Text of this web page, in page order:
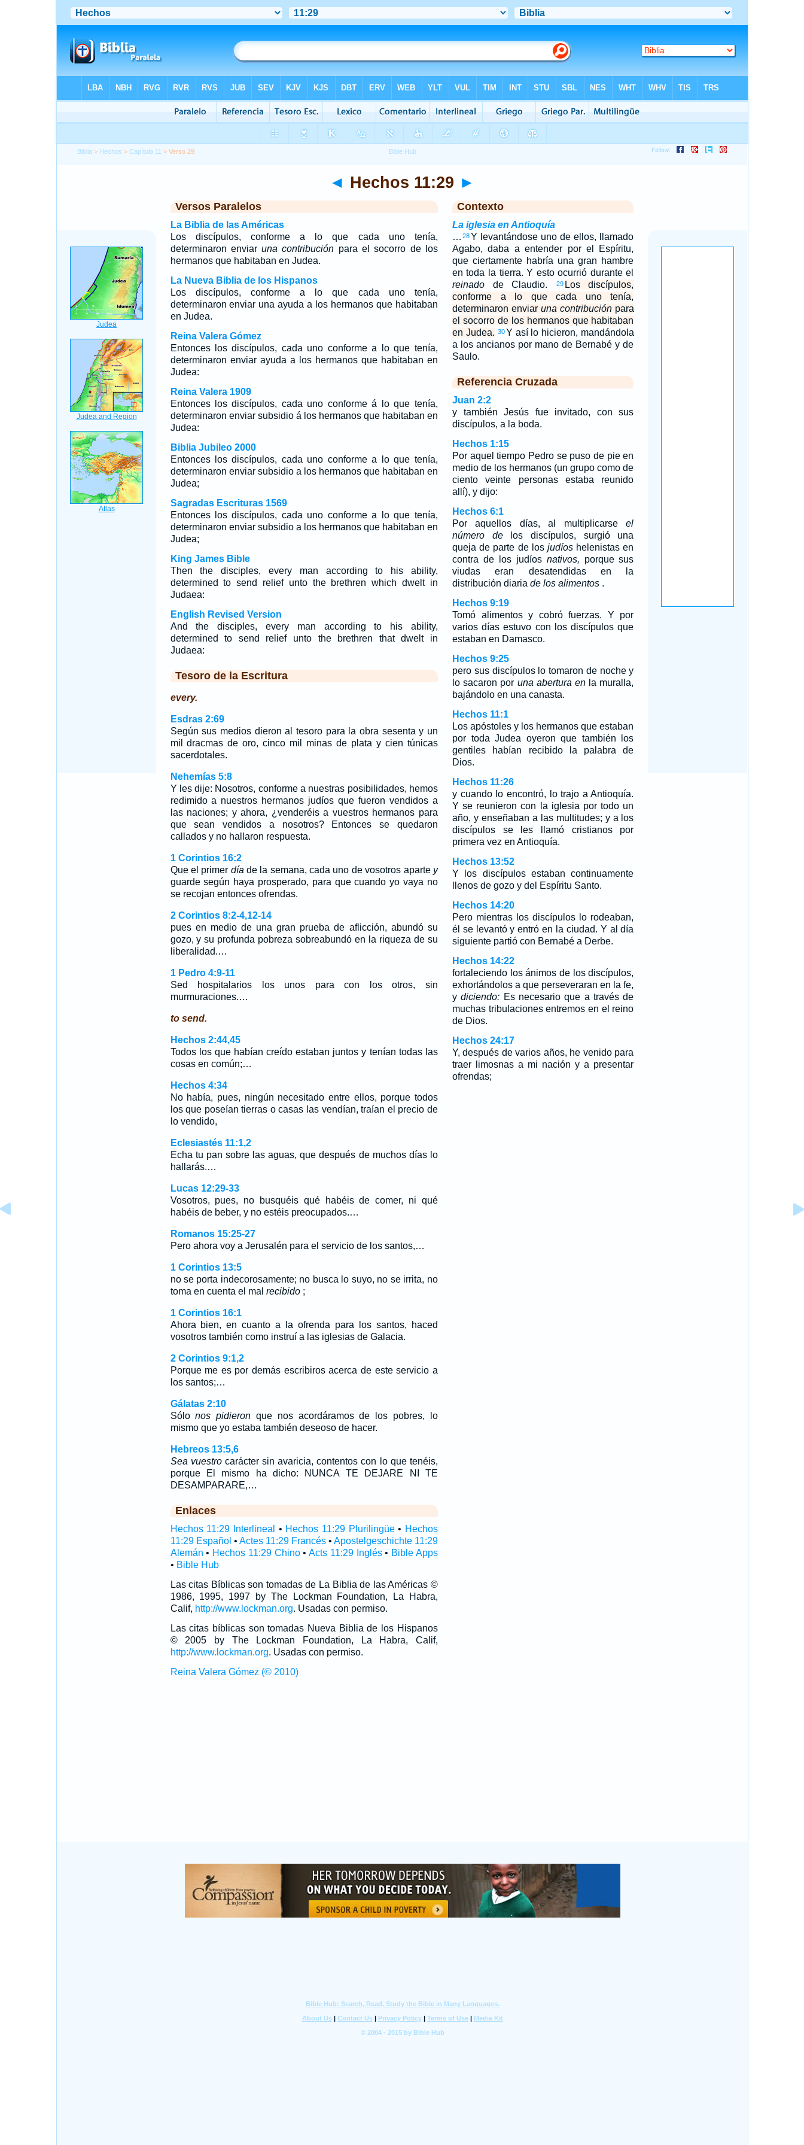
Biblia > Hechos >Capítulo 11 > Verso 29
◄ Hechos 11:29 ►
Versos Paralelos
La Biblia de las Américas
Los discípulos, conforme a lo que cada uno tenía,
determinaron enviaruna contribución para el socorro de los
hermanos que habitaban en Judea.
La Nueva Biblia de los Hispanos
Los discípulos, conforme a lo que cada uno tenía,
determinaron enviar una ayuda a los hermanos que habitaban
en Judea.
Reina Valera Gómez
Entonces los discípulos, cada uno conforme a lo que tenía,
determinaron enviar ayuda a los hermanos que habitaban en
Judea:
Reina Valera 1909
Entonces los discípulos, cada uno conforme á lo que tenía,
determinaron enviar subsidio á los hermanos que habitaban en
Judea:
Biblia Jubileo 2000
Entonces los discípulos, cada uno conforme a lo que tenía,
determinaron enviar subsidio a los hermanos que habitaban en
Judea;
Sagradas Escrituras 1569
Entonces los discípulos, cada uno conforme a lo que tenía,
determinaron enviar subsidio a los hermanos que habitaban en
Judea;
King James Bible
Then the disciples, every man according to his ability,
determined to send relief unto the brethren which dwelt in
Judaea:
English Revised Version
And the disciples, every man according to his ability,
determined to send relief unto the brethren that dwelt in
Judaea:
Tesoro de la Escritura
every.
Esdras 2:69
Según sus medios dieron al tesoro para la obra sesenta y un
mil dracmas de oro, cinco mil minas de plata y cien túnicas
sacerdotales.
Nehemías 5:8
Y les dije: Nosotros, conforme a nuestras posibilidades, hemos
redimido a nuestros hermanos judíos que fueron vendidos a
las naciones; y ahora, ¿venderéis a vuestros hermanos para
que sean vendidos a nosotros? Entonces se quedaron
callados y no hallaron respuesta.
1 Corintios 16:2
Que el primer día de la semana, cada uno de vosotros aparte y
guarde según haya prosperado, para que cuando yo vaya no
se recojan entonces ofrendas.
2 Corintios 8:2-4,12-14
pues en medio de una gran prueba de aflicción, abundó su
gozo, y su profunda pobreza sobreabundó en la riqueza de su
liberalidad.…
1 Pedro 4:9-11
Sed hospitalarios los unos para con los otros, sin
murmuraciones.…
to send.
Hechos 2:44,45
Todos los que habían creído estaban juntos y tenían todas las
cosas en común;…
Hechos 4:34
No había, pues, ningún necesitado entre ellos, porque todos
los que poseían tierras o casas las vendían, traían el precio de
lo vendido,
Eclesiastés 11:1,2
Echa tu pan sobre las aguas, que después de muchos días lo
hallarás.…
Lucas 12:29-33
Vosotros, pues, no busquéis qué habéis de comer, ni qué
habéis de beber, y no estéis preocupados.…
Romanos 15:25-27
Pero ahora voy a Jerusalén para el servicio de los santos,…
1 Corintios 13:5
no se porta indecorosamente; no busca lo suyo, no se irrita, no
toma en cuenta el mal recibido;
1 Corintios 16:1
Ahora bien, en cuanto a la ofrenda para los santos, haced
vosotros también como instruí a las iglesias de Galacia.
2 Corintios 9:1,2
Porque me es por demás escribiros acerca de este servicio a
los santos;…
Gálatas 2:10
Sólonos pidieron que nos acordáramos de los pobres, lo
mismo que yo estaba también deseoso de hacer.
Hebreos 13:5,6
Sea vuestrocarácter sin avaricia, contentos con lo que tenéis,
porque El mismo ha dicho: NUNCA TE DEJARE NI TE
DESAMPARARE,…
Enlaces
Hechos 11:29 Interlineal • Hechos 11:29 Plurilingüe• Hechos
11:29 Español • Actes 11:29 Francés• Apostelgeschichte 11:29
Alemán • Hechos 11:29 Chino•Acts 11:29 Inglés• Bible Apps
• Bible Hub
Las citas Bíblicas son tomadas de La Biblia de las Américas ©
1986, 1995, 1997 by The Lockman Foundation, La Habra,
Calif, http://www.lockman.org. Usadas con permiso.
Las citas bíblicas son tomadas Nueva Biblia de los Hispanos
© 2005 by The Lockman Foundation, La Habra, Calif,
http://www.lockman.org. Usadas con permiso.
Reina Valera Gómez (© 2010)
Contexto
La iglesia en Antioquía
… 28Y levantándose uno de ellos, llamado
Agabo, daba a entender por el Espíritu,
que ciertamente habría una gran hambre
en toda la tierra. Y esto ocurrió durante el
reinadode Claudio. 29 Los discípulos,
conforme a lo que cada uno tenía,
determinaron enviar una contribuciónpara
el socorro de los hermanos que habitaban
en Judea. 30Y así lo hicieron, mandándola
a los ancianos por mano de Bernabé y de
Saulo.
Referencia Cruzada
Juan 2:2
y también Jesús fue invitado, con sus
discípulos, a la boda.
Hechos 1:15
Por aquel tiempo Pedro se puso de pie en
medio de los hermanos (un grupo como de
ciento veinte personas estaba reunido
allí), y dijo:
Hechos 6:1
Por aquellos días, al multiplicarseel
número
delos discípulos, surgió una
queja de parte de losjudíos helenistas en
contra de los judíos nativos, porque sus
viudas eran desatendidas en la
distribución diaria de los alimentos.
Hechos 9:19
Tomó alimentos y cobró fuerzas. Y por
varios días estuvo con los discípulos que
estaban en Damasco.
Hechos 9:25
pero sus discípulos lo tomaron de noche y
lo sacaron por una abertura en la muralla,
bajándolo en una canasta.
Hechos 11:1
Los apóstoles y los hermanos que estaban
por toda Judea oyeron que también los
gentiles habían recibido la palabra de
Dios.
Hechos 11:26
y cuando lo encontró, lo trajo a Antioquía.
Y se reunieron con la iglesia por todo un
año, y enseñaban a las multitudes; y a los
discípulos se les llamó cristianos por
primera vez en Antioquía.
Hechos 13:52
Y los discípulos estaban continuamente
llenos de gozo y del Espíritu Santo.
Hechos 14:20
Pero mientras los discípulos lo rodeaban,
él se levantó y entró en la ciudad. Y al día
siguiente partió con Bernabé a Derbe.
Hechos 14:22
fortaleciendo los ánimos de los discípulos,
exhortándolos a que perseveraran en la fe,
ydiciendo: Es necesario que a través de
muchas tribulaciones entremos en el reino
de Dios.
Hechos 24:17
Y, después de varios años, he venido para
traer limosnas a mi nación y a presentar
ofrendas;